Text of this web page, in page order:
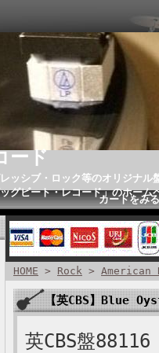
ード
ッシブ・ロック等のオリジナル
グビート・レコード」のホーム
カートをみる
HOME > Rock > American
【英CBS】Blue
英CBS盤88116